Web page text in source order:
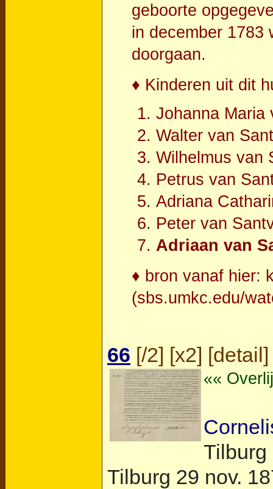
geboorte
in december 1783
doorgaan.
♦ Kinderen uit dit
Johanna Maria
Walter van
Wilhelmus van
Petrus van
Adriana
Peter van
Adriaan van
♦ bron vanaf hier:
(sbs.umkc.edu/
66 [/2] [x2] [detail]
««
Tilburg
Tilburg 29 nov.